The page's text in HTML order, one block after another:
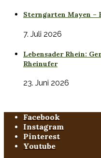
Sterngarten Mayen –
7. Juli 2026
Lebensader Rhein:
Rheinufer
23. Juni 2026
Facebook
Instagram
Pinterest
Youtube